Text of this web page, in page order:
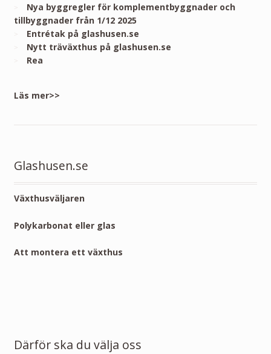
Nya byggregler för komplementbyggnader och
tillbyggnader från 1/12 2025
Entrétak på glashusen.se
Nytt träväxthus på glashusen.se
Rea
Läs mer>>
Glashusen.se
Växthusväljaren
Polykarbonat eller glas
Att montera ett växthus
Därför ska du välja oss